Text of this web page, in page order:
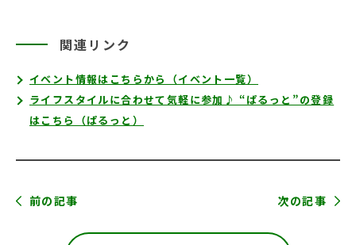
関連リンク
イベント情報はこちらから（イベント一覧）
ライフスタイルに合わせて気軽に参加♪ “ぱるっと”の登録
はこちら（ぱるっと）
前の記事 次の記事